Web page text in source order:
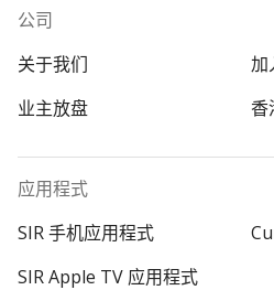
公司
关于我们
加
业主放盘
香
应用程式
SIR 手机应用程式
SIR Apple TV 应用程式